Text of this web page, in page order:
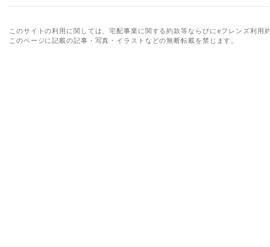
このサイトの利用に関しては、宅配事業に関する約款等ならびにeフレンズ利用
このページに記載の記事・写真・イラストなどの無断転載を禁じます。